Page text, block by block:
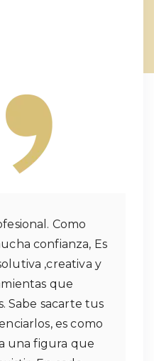
Como
confianza, Es
,creativa y
que
Sabe sacarte tus
es como
una figura que